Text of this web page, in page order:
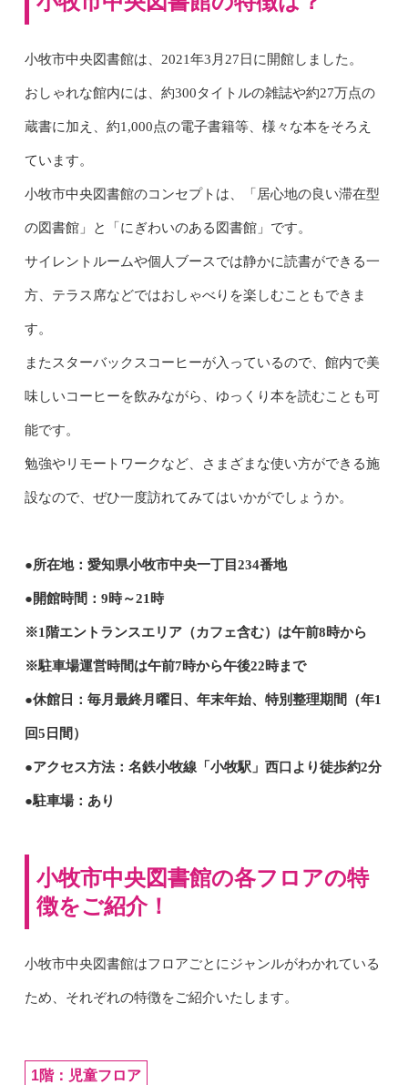
小牧市中央図書館は、2021年3月27日に開館しました。
おしゃれな館内には、約300タイトルの雑誌や約27万点の
蔵書に加え、約1,000点の電子書籍等、様々な本をそろえ
ています。
小牧市中央図書館のコンセプトは、「居心地の良い滞在型
の図書館」と「にぎわいのある図書館」です。
サイレントルームや個人ブースでは静かに読書ができる一
方、テラス席などではおしゃべりを楽しむこともできま
す。
またスターバックスコーヒーが入っているので、館内で美
味しいコーヒーを飲みながら、ゆっくり本を読むことも可
能です。
勉強やリモートワークなど、さまざまな使い方ができる施
設なので、ぜひ一度訪れてみてはいかがでしょうか。
●所在地：愛知県小牧市中央一丁目234番地
●開館時間：9時～21時
※1階エントランスエリア（カフェ含む）は午前8時から
※駐車場運営時間は午前7時から午後22時まで
●休館日：毎月最終月曜日、年末年始、特別整理期間（年1
回5日間）
●アクセス方法：名鉄小牧線「小牧駅」西口より徒歩約2分
●駐車場：あり
小牧市中央図書館の各フロアの特
徴をご紹介！
小牧市中央図書館はフロアごとにジャンルがわかれている
ため、それぞれの特徴をご紹介いたします。
1階：児童フロア